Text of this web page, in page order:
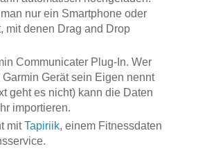
nur ein Smartphone oder
mit denen Drag and Drop
Communicater Plug-In. Wer
Gerät sein Eigen nennt
geht es nicht) kann die Daten
importieren.
mitTapiriik, einem Fitnessdaten